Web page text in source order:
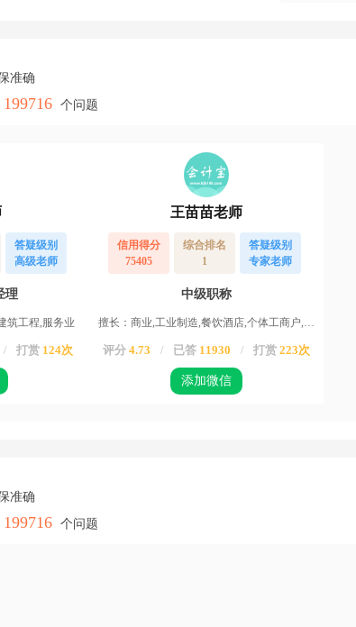
准确
199716 个问题
答疑级别
高级老师
理
筑工程,服务业
/ 打赏 124次
王苗苗老师
信用得分
75405
综合排名
1
答疑级别
专家老师
中级职称
擅长：商业,工业制造,餐饮酒店,个体工商户,服务业,运输业,物业,农业,高新企业,其他行业
评分 4.73 / 已答 11930 / 打赏 223次
添加微信
准确
199716 个问题